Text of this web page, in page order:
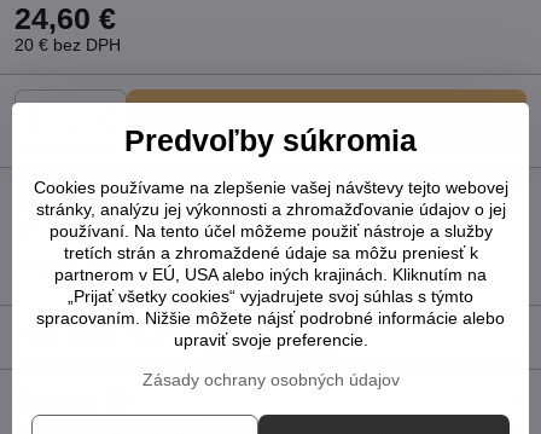
24,60 €
20 € bez DPH
Pridať k Obľúbeným Otázka k produktu
Strážny pes
Doručenia
Výrobca:
Doplnkové informácie
Predvoľby súkromia
Cookies používame na zlepšenie vašej návštevy tejto webovej
stránky, analýzu jej výkonnosti a zhromažďovanie údajov o jej
používaní. Na tento účel môžeme použiť nástroje a služby
tretích strán a zhromaždené údaje sa môžu preniesť k
partnerom v EÚ, USA alebo iných krajinách. Kliknutím na
„Prijať všetky cookies“ vyjadrujete svoj súhlas s týmto
spracovaním. Nižšie môžete nájsť podrobné informácie alebo
upraviť svoje preferencie.
Zásady ochrany osobných údajov